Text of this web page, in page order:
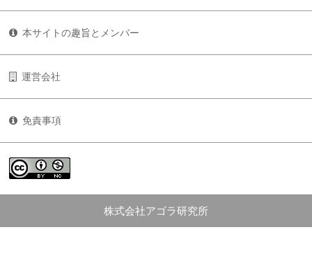
本サイトの趣旨とメンバー
運営会社
免責事項
株式会社アゴラ研究所